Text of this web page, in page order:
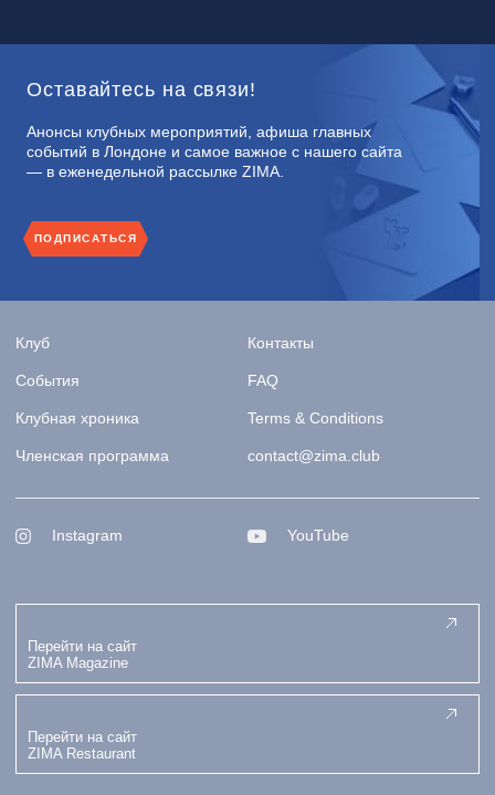
Оставайтесь на связи!
Анонсы клубных мероприятий, афиша главных
событий в Лондоне и самое важное с нашего сайта
— в еженедельной рассылке ZIMA.
ПОДПИСАТЬСЯ
Клуб
События
Клубная хроника
Членская программа
Контакты
FAQ
Terms & Conditions
contact@zima.club
Instagram YouTube
Перейти на сайт
ZIMA Magazine
Перейти на сайт
ZIMA Restaurant